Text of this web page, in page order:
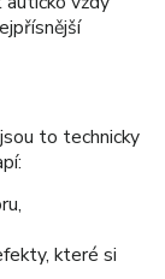
to technicky
které si